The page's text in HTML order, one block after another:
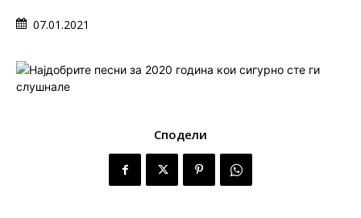
07.01.2021
Сподели